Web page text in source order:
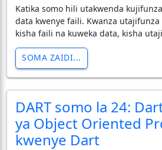
Katika somo hili utakwenda
data kwenye faili. Kwanza
kisha faili na kuweka data, kisha
SOMA ZAIDI...
DART somo la 24:
ya Object Oriented
kwenye Dart